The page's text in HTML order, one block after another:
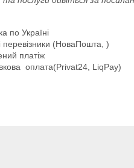
по Україні
перевізники (НоваПошта, )
платіж
оплата(Privat24, LiqPay)